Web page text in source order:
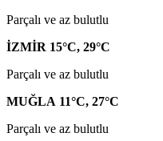
Parçalı ve az bulutlu
İZMİR 15°C, 29°C
Parçalı ve az bulutlu
MUĞLA 11°C, 27°C
Parçalı ve az bulutlu